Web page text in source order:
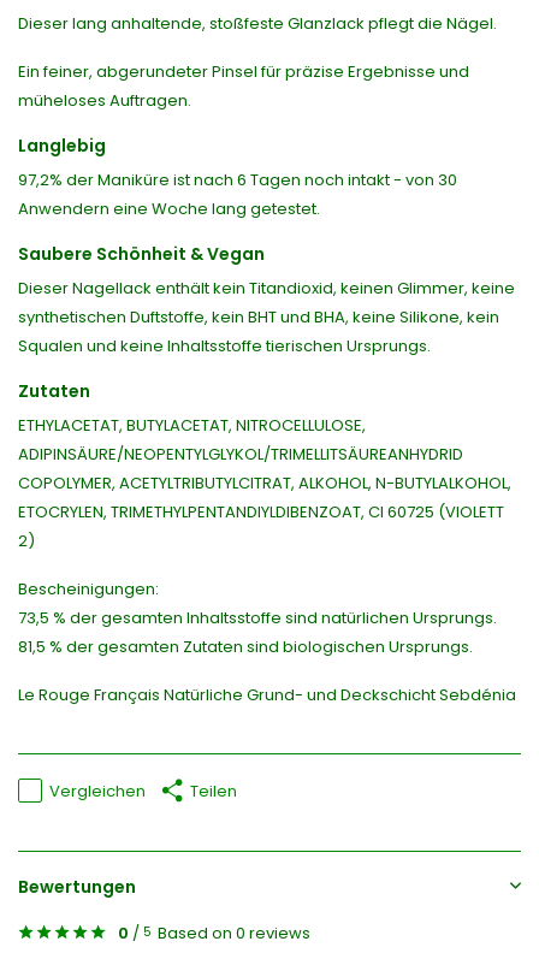
Dieser lang anhaltende, stoßfeste Glanzlack pflegt die Nägel.
Ein feiner, abgerundeter Pinsel für präzise Ergebnisse und
müheloses Auftragen.
Langlebig
97,2% der Maniküre ist nach 6 Tagen noch intakt - von 30
Anwendern eine Woche lang getestet.
Saubere Schönheit & Vegan
Dieser Nagellack enthält kein Titandioxid, keinen Glimmer, keine
synthetischen Duftstoffe, kein BHT und BHA, keine Silikone, kein
Squalen und keine Inhaltsstoffe tierischen Ursprungs.
Zutaten
ETHYLACETAT, BUTYLACETAT, NITROCELLULOSE,
ADIPINSÄURE/NEOPENTYLGLYKOL/TRIMELLITSÄUREANHYDRID
COPOLYMER, ACETYLTRIBUTYLCITRAT, ALKOHOL, N-BUTYLALKOHOL,
ETOCRYLEN, TRIMETHYLPENTANDIYLDIBENZOAT, CI 60725 (VIOLETT
2)
Bescheinigungen:
73,5 % der gesamten Inhaltsstoffe sind natürlichen Ursprungs.
81,5 % der gesamten Zutaten sind biologischen Ursprungs.
Le Rouge Français Natürliche Grund- und Deckschicht Sebdénia
Vergleichen Teilen
Bewertungen
0 / 5 Based on 0 reviews